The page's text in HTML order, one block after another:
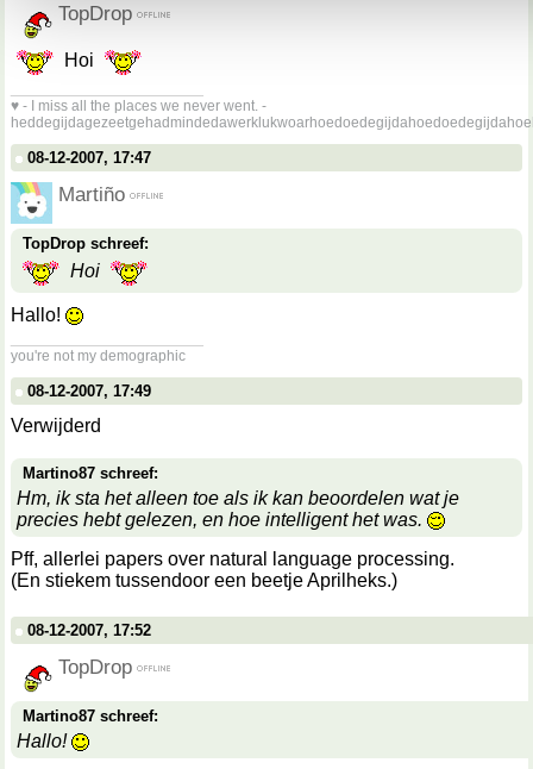
TopDrop
Hoi
♥ - I miss all the places we never went. -
08-12-2007, 17:47
Martiño
TopDrop schreef:
Hoi
Hallo!
you're not my demographic
08-12-2007, 17:49
Verwijderd
Martino87 schreef:
Hm, ik sta het alleen toe als ik kan beoordelen wat je
precies hebt gelezen, en hoe intelligent het was.
Pff, allerlei papers over natural language processing.
(En stiekem tussendoor een beetje Aprilheks.)
08-12-2007, 17:52
TopDrop
Martino87 schreef:
Hallo!